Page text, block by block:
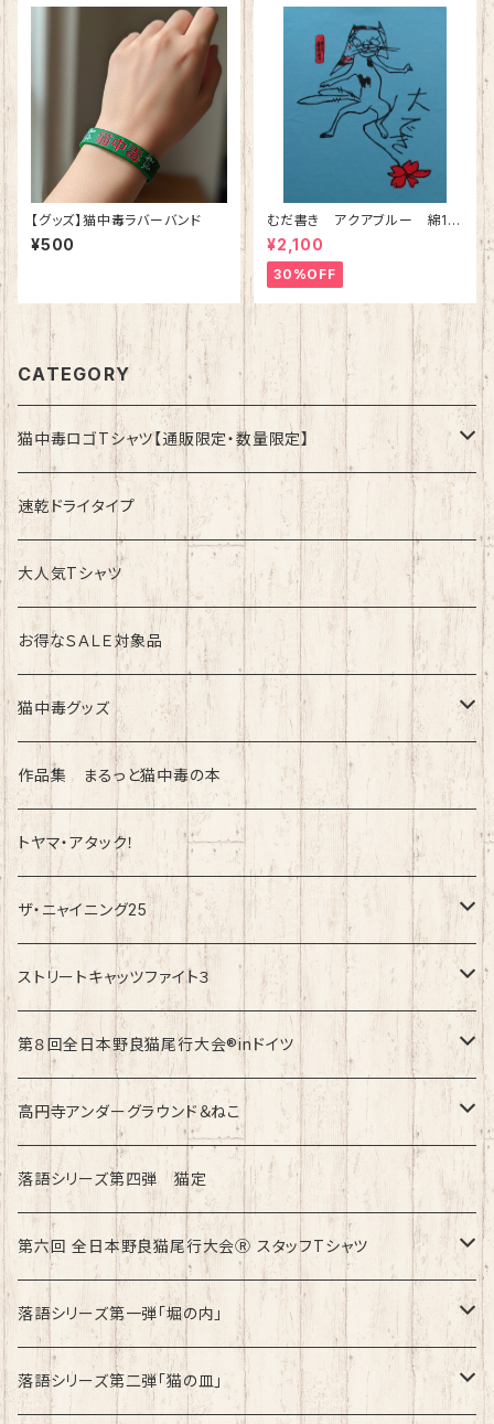
【グッズ】猫中毒ラバーバンド
¥500
むだ書き アクアブルー 綿10
0%
¥2,100
30%OFF
CATEGORY
猫中毒ロゴTシャツ【通販限定・数量限定】
速乾ドライタイプ
綿100%ノーマルタイプ
速乾ドライタイプ
大人気Tシャツ
お得なＳＡＬＥ対象品
猫中毒グッズ
ラバーバンド（ブレスレット・リストバンド）
作品集 まるっと猫中毒の本
トヤマ・アタック！
ザ・ニャイニング25
速乾ドライタイプ
綿100%ノーマルタイプ
ストリートキャッツファイト３
速乾ドライタイプ
綿100%ノーマルタイプ
第８回全日本野良猫尾行大会®︎inドイツ
第8回全日本野良猫尾行大会®︎inドイツ Light
第8回全日本野良猫尾行大会®︎inドイツ Dark
高円寺アンダーグラウンド＆ねこ
綿100%ノーマルタイプ
落語シリーズ第四弾 猫定
第六回 全日本野良猫尾行大会Ⓡ スタッフTシャツ
速乾ドライタイプ
綿100%ノーマルタイプ
落語シリーズ第一弾「堀の内」
速乾ドライタイプ
落語シリーズ第二弾「猫の皿」